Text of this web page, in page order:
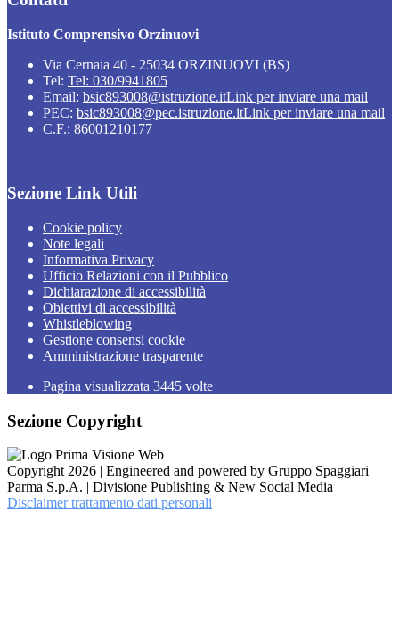
Istituto Comprensivo Orzinuovi
Via Cernaia 40 - 25034 ORZINUOVI (BS)
Tel: Tel: 030/9941805
Email: bsic893008@istruzione.itLink per inviare una mail
PEC: bsic893008@pec.istruzione.itLink per inviare una mail
C.F.: 86001210177
Sezione Link Utili
Cookie policy
Note legali
Informativa Privacy
Ufficio Relazioni con il Pubblico
Dichiarazione di accessibilità
Obiettivi di accessibilità
Whistleblowing
Gestione consensi cookie
Amministrazione trasparente
Pagina visualizzata 3445 volte
Sezione Copyright
Copyright 2026 | Engineered and powered by Gruppo Spaggiari
Parma S.p.A. | Divisione Publishing & New Social Media
Disclaimer trattamento dati personali